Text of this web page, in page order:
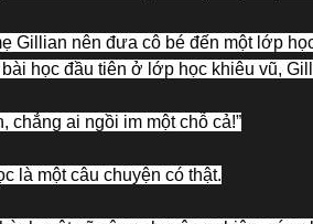
Gillian nên đưa cô bé đến một lớp
học đầu tiên ở lớp học khiêu vũ,
chẳng ai ngồi im một chỗ cả!”
là một câu chuyện có thật.